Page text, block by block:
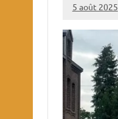
5 août 2025